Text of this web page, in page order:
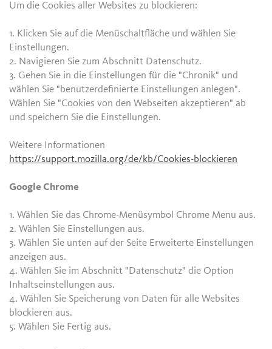
Um die Cookies aller Websites zu blockieren:
1. Klicken Sie auf die Menüschaltfläche und wählen Sie
Einstellungen.
2. Navigieren Sie zum Abschnitt Datenschutz.
3. Gehen Sie in die Einstellungen für die "Chronik" und
wählen Sie "benutzerdefinierte Einstellungen anlegen".
Wählen Sie "Cookies von den Webseiten akzeptieren" ab
und speichern Sie die Einstellungen.
Weitere Informationen
https://support.mozilla.org/de/kb/Cookies-blockieren
Google Chrome
1. Wählen Sie das Chrome-Menüsymbol Chrome Menu aus.
2. Wählen Sie Einstellungen aus.
3. Wählen Sie unten auf der Seite Erweiterte Einstellungen
anzeigen aus.
4. Wählen Sie im Abschnitt "Datenschutz" die Option
Inhaltseinstellungen aus.
4. Wählen Sie Speicherung von Daten für alle Websites
blockieren aus.
5. Wählen Sie Fertig aus.